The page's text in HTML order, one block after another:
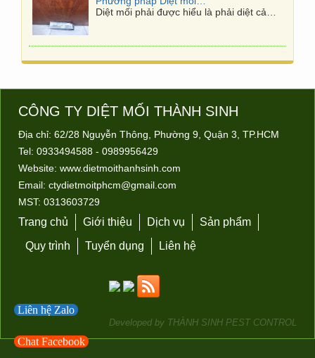
Diệt mối tại Gò Vấp
Công ty diệt mối Thành Sinh chuyên Nhận…
Diệt mối tại Thủ Đức
Công ty diệt mối ở quận Thủ Đức Nhận dịch…
CÔNG TY DIỆT MỐI THÀNH SINH
Địa chỉ: 62/28 Nguyễn Thông, Phường 9, Quận 3, TP.HCM
Tel: 0933494588 - 0989956429
Website: www.dietmoithanhsinh.com
Email: ctydietmoitphcm@gmail.com
MST: 0313603729
Trang chủ Giới thiệu Dịch vụ
Sản phẩm
Quy trình
Tuyển dụng Liên hệ
Liên hệ Zalo
Chat Facebook
Developed by THÀNH SINH PEST CONTROL